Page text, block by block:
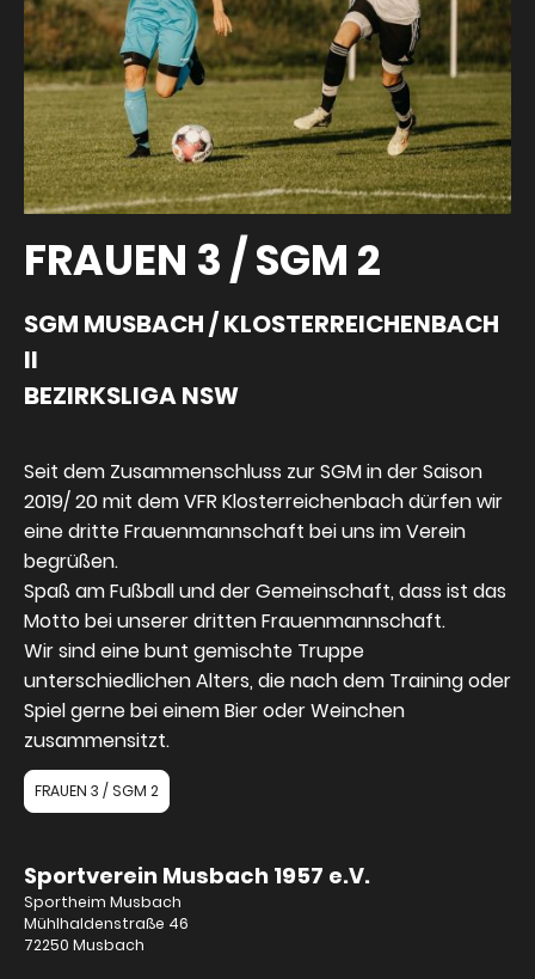
SGM MUSBACH / KLOSTERREICHENBACH
II
BEZIRKSLIGA NSW
Seit dem Zusammenschluss zur SGM in der Saison
2019/ 20 mit dem VFR Klosterreichenbach dürfen wir
eine dritte Frauenmannschaft bei uns im Verein
begrüßen.
Spaß am Fußball und der Gemeinschaft, dass ist das
Motto bei unserer dritten Frauenmannschaft.
Wir sind eine bunt gemischte Truppe
unterschiedlichen Alters, die nach dem Training oder
Spiel gerne bei einem Bier oder Weinchen
zusammensitzt.
FRAUEN 3 / SGM 2
FRAUEN 3 / SGM 2
Sportverein Musbach 1957 e.V.
Sportheim Musbach
Mühlhaldenstraße 46
72250 Musbach